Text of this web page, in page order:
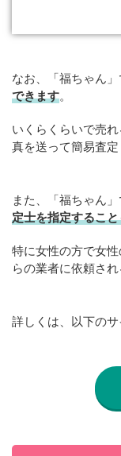
なお、「福ちゃん」
できます。
いくらくらいで売
真を送って簡易査定
また、「福ちゃん
定士を指定するこ
特に女性の方で女
らの業者に依頼され
詳しくは、以下のサ